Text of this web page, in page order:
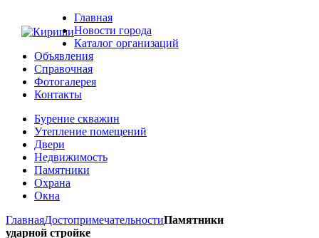
Главная
Новости города
Каталог организаций
Объявления
Справочная
Фотогалерея
Контакты
Бурение скважин
Утепление помещений
Двери
Недвижимость
Памятники
Охрана
Окна
ГлавнаяДостопримечательностиПамятники
ударной стройке